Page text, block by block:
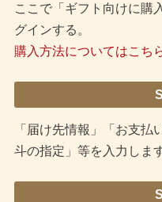
ここで「ギフト向けに購
グインする。
購入方法についてはこち
「届け先情報」「お支
斗の指定」等を入力します